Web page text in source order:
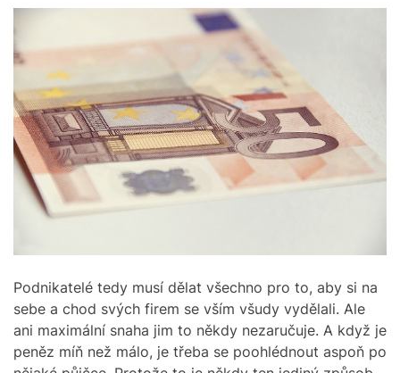
Podnikatelé tedy musí dělat všechno pro to, aby si na
sebe a chod svých firem se vším všudy vydělali. Ale
ani maximální snaha jim to někdy nezaručuje. A když je
peněz míň než málo, je třeba se poohlédnout aspoň po